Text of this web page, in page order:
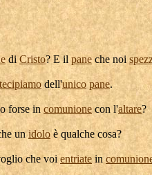
di Cristo? E il paneche noi
dell'unico pane.
forse in comunionecon l'altare?
unidoloè qualche cosa?
che voi entriatein